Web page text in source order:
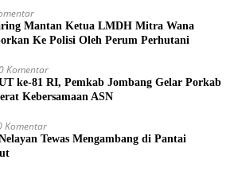
Mantan Ketua LMDH Mitra Wana
Ke Polisi Oleh Perum Perhutani
Komentar
ke-81 RI, Pemkab Jombang Gelar Porkab
Kebersamaan ASN
Komentar
Tewas Mengambang di Pantai